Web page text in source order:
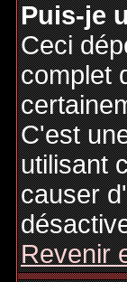
Puis-je
Ceci
complet
C'est
utilisant
causer
Revenir